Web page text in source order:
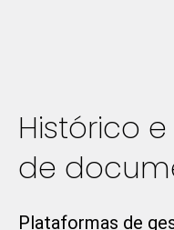
Histórico
de
Plataformas de